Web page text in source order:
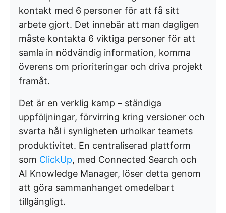
kontakt med 6 personer för att få sitt
arbete gjort. Det innebär att man dagligen
måste kontakta 6 viktiga personer för att
samla in nödvändig information, komma
överens om prioriteringar och driva projekt
framåt.
Det är en verklig kamp – ständiga
uppföljningar, förvirring kring versioner och
svarta hål i synligheten urholkar teamets
produktivitet. En centraliserad plattform
som ClickUp, med Connected Search och
AI Knowledge Manager, löser detta genom
att göra sammanhanget omedelbart
tillgängligt.